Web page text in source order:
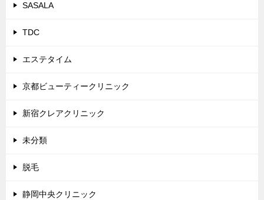
SASALA
TDC
エステタイム
京都ビューティークリニック
新宿クレアクリニック
未分類
脱毛
静岡中央クリニック